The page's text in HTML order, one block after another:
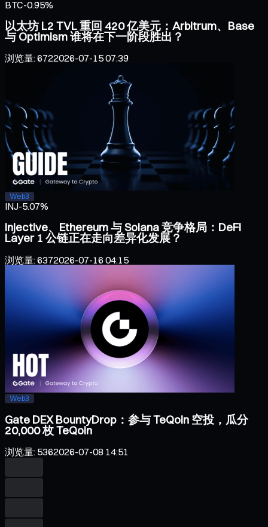
BTC-0.95%
以太坊 L2 TVL 重回 420 亿美元：Arbitrum、Base
与 Optimism 谁将在下一阶段胜出？
浏览量:6722026-07-15 07:39
Web3
INJ-5.07%
Injective、Ethereum 与 Solana 竞争格局：DeFi
Layer 1 公链正在走向差异化发展？
浏览量:6372026-07-16 04:15
Web3
Gate DEX BountyDrop：参与 TeQoin 空投，瓜分
20,000 枚 TeQoin
浏览量: 5362026-07-08 14:51